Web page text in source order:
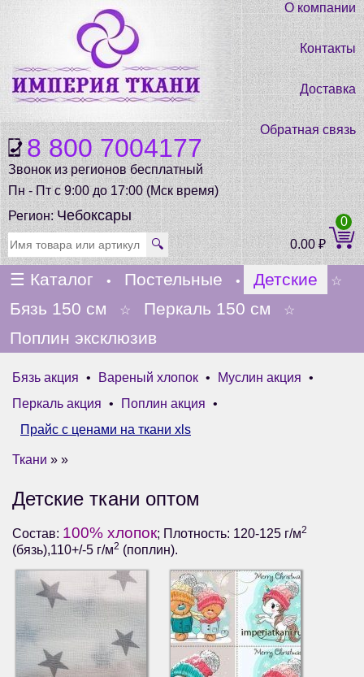
8 800 7004177
Звонок из регионов бесплатный
Пн - Пт с 9:00 до 17:00 (Мск время)
О компании
Контакты
Доставка
Обратная связь
Регион:Чебоксары
🔍 0.00₽
0
☰ Каталог • Постельные • Детские ☆
Бязь 150 см ☆ Перкаль 150 см ☆
Поплин эксклюзив
Бязь акция • Вареный хлопок • Муслин акция •
Перкаль акция • Поплин акция •
Прайс с ценами на ткани xls
Ткани » »
Детские ткани оптом
Состав: 100% хлопок; Плотность: 120-125 г/м2
(бязь),110+/-5 г/м2 (поплин).